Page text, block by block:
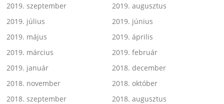
2019. szeptember
2019. augusztus
2019. július
2019. június
2019. május
2019. április
2019. március
2019. február
2019. január
2018. december
2018. november
2018. október
2018. szeptember
2018. augusztus